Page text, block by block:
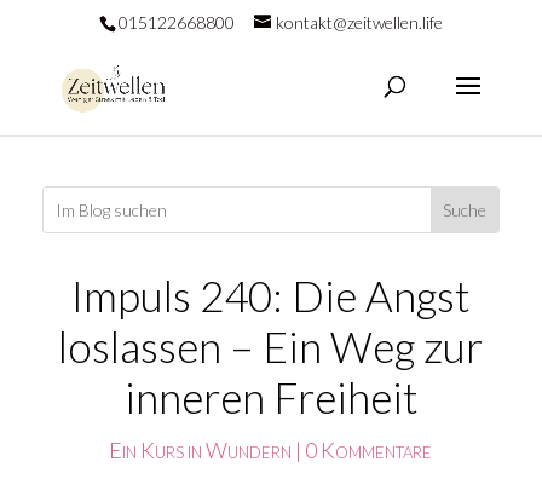
015122668800 kontakt@zeitwellen.life
Impuls 240: Die Angst
loslassen – Ein Weg zur
inneren Freiheit
Ein Kurs in Wundern | 0 Kommentare